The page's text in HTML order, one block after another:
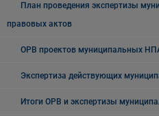
План проведения экспертизы
правовых актов
ОРВ проектов муниципальных
Экспертиза действующих
Итоги ОРВ и экспертизы